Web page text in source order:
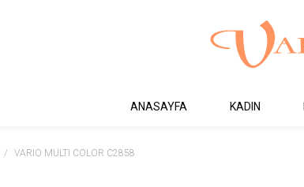
ANASAYFA KADIN
VARIO MULTI COLOR C2858